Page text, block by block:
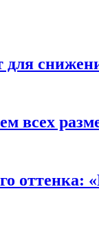
для
всех
оттенка: